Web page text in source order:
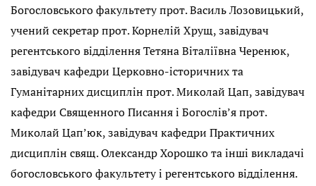
Богословського факультету прот. Василь Лозовицький,
учений секретар прот. Корнелій Хрущ, завідувач
регентського відділення Тетяна Віталіївна Черенюк,
завідувач кафедри Церковно-історичних та
Гуманітарних дисциплін прот. Миколай Цап, завідувач
кафедри Священного Писання і Богослів’я прот.
Миколай Цап’юк, завідувач кафедри Практичних
дисциплін свящ. Олександр Хорошко та інші викладачі
богословського факультету і регентського відділення.